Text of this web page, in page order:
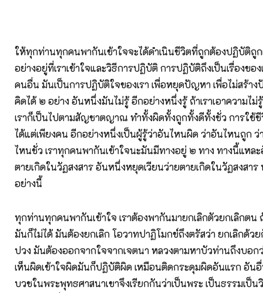
ให้ทุกท่านทุกคนพากันเข้าใจจะได้ดำเนินชีวิตที่ถูกต้องปฏิบัติถูก
อย่างอยู่ที่เราเข้าใจและวิธีการปฏิบัติ การปฏิบัติถึงเป็นเรื่องของ
คนอื่น มันเป็นการปฏิบัติใจของเรา เพื่อหยุดปัญหา เพื่อไม่สร้าง
คิดได้ ๒ อย่าง อันหนึ่งมันไม่รู้ อีกอย่างหนึ่งรู้ ถ้าเราเอาความไม่
เราก็เป็นไปตามสัญชาตญาณ ทำทั้งผิดทั้งถูกทั้งดีทั้งชั่ว การใช้ชี
ได้แต่เพียงคน อีกอย่างหนึ่งเป็นผู้รู้ว่าอันไหนผิด ว่าอันไหนถูก
ไหนชั่ว เราทุกคนพากันเข้าใจนะมันมีทางอยู่ ๒ ทาง ทางนี้แหล
ตายเกิดในวัฏสงสาร อันหนึ่งหยุดเวียนว่ายตายเกิดในวัฏสงสาร
อย่างนี้
ทุกท่านทุกคนพากันเข้าใจ เราต้องพากันมายกเลิกตัวยกเลิกตน ถ้
มันก็ไม่ได้ มันต้องยกเลิก โอวาทปาฏิโมกข์ถึงตรัสว่า ยกเลิกด้ว
ปวง มันต้องออกจากใจจากเจตนา หลวงตามหาบัวท่านถึงบอกว่
เห็นผิดเข้าใจผิดมันก็ปฏิบัติผิด เหมือนติดกระดุมผิดอันแรก อัน
บวชในพระพุทธศาสนาเขาจึงเรียกกันว่าเป็นพระ เป็นธรรมเป็